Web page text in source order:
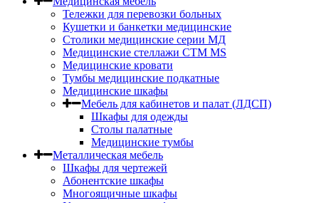
Тележки для перевозки больных
Кушетки и банкетки медицинские
Столики медицинские серии МД
Медицинские стеллажи СТМ MS
Медицинские кровати
Тумбы медицинские подкатные
Медицинские шкафы
Мебель для кабинетов и палат (ЛДСП)
Шкафы для одежды
Столы палатные
Медицинские тумбы
Металлическая мебель
Шкафы для чертежей
Абонентские шкафы
Многоящичные шкафы